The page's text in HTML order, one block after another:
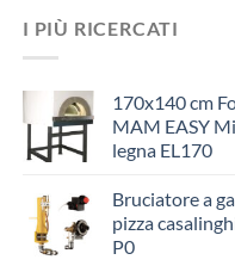
I PIÙ RICERCATI
170x140 cm
MAM EASY
legna EL170
Bruciatore a
pizza
P0